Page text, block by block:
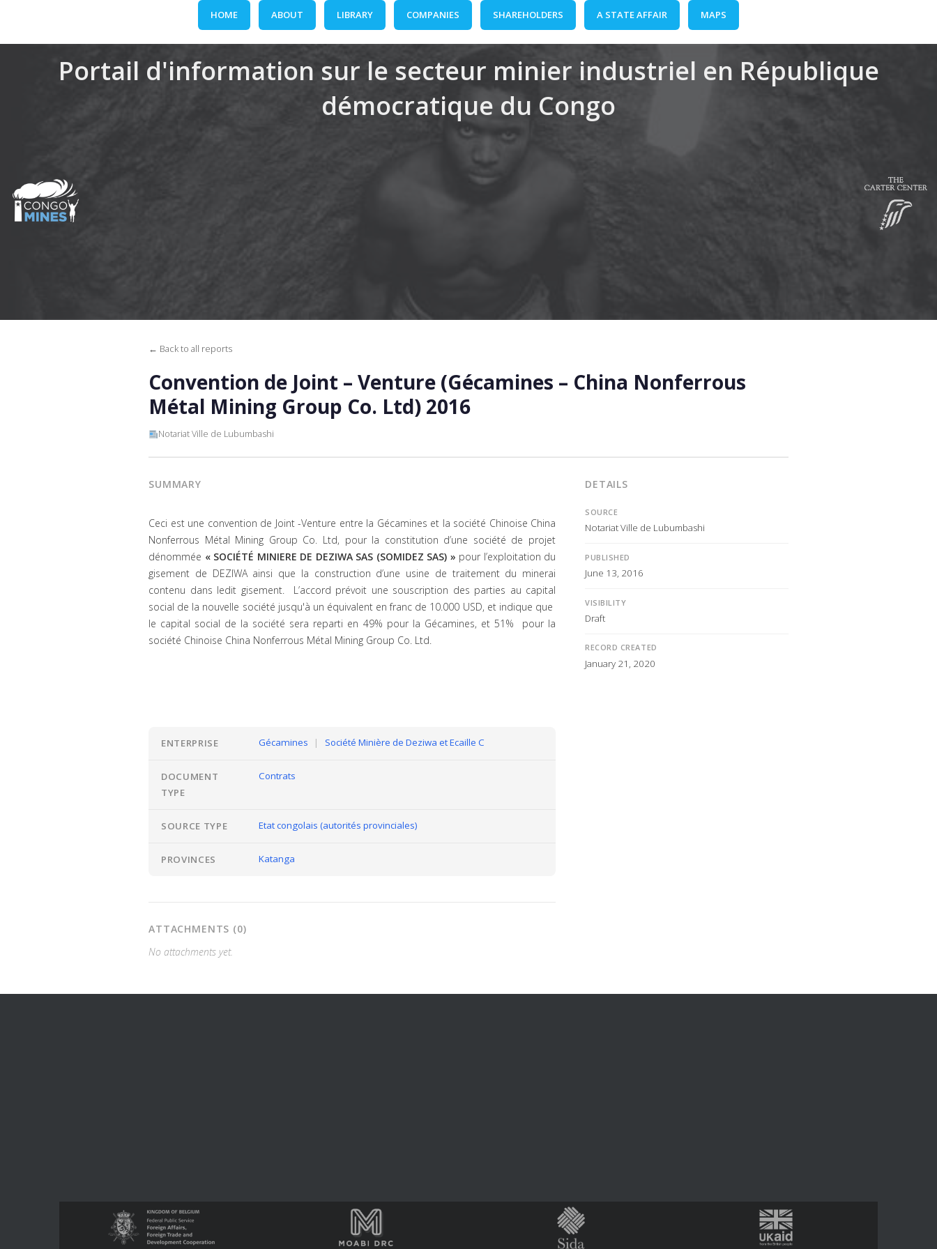
content
HOME ABOUT LIBRARY COMPANIES SHAREHOLDERS A STATE AFFAIR MAPS
Portail d'information sur le secteur minier industriel en République
démocratique du Congo
← Back to all reports
Convention de Joint – Venture (Gécamines – China Nonferrous
Métal Mining Group Co. Ltd) 2016
Notariat Ville de Lubumbashi
SUMMARY
Ceci est une convention de Joint -Venture entre la Gécamines et la société Chinoise China
Nonferrous Métal Mining Group Co. Ltd, pour la constitution d’une société de projet
dénommée « SOCIÉTÉ MINIERE DE DEZIWA SAS (SOMIDEZ SAS) » pour l’exploitation du
gisement de DEZIWA ainsi que la construction d’une usine de traitement du minerai
contenu dans ledit gisement. L’accord prévoit une souscription des parties au capital
social de la nouvelle société jusqu'à un équivalent en franc de 10.000 USD, et indique que
le capital social de la société sera reparti en 49% pour la Gécamines, et 51% pour la
société Chinoise China Nonferrous Métal Mining Group Co. Ltd.
ENTERPRISE Gécamines | Société Minière de Deziwa et Ecaille C
DOCUMENT
TYPE
Contrats
SOURCE TYPE Etat congolais (autorités provinciales)
PROVINCES Katanga
ATTACHMENTS (0)
No attachments yet.
DETAILS
SOURCE
Notariat Ville de Lubumbashi
PUBLISHED
June 13, 2016
VISIBILITY
Draft
RECORD CREATED
January 21, 2020